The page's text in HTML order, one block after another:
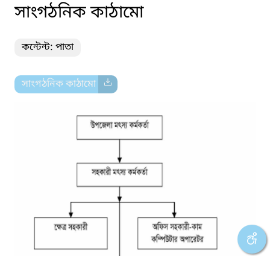
সাংগঠনিক কাঠামো
কন্টেন্ট: পাতা
সাংগঠনিক কাঠামো